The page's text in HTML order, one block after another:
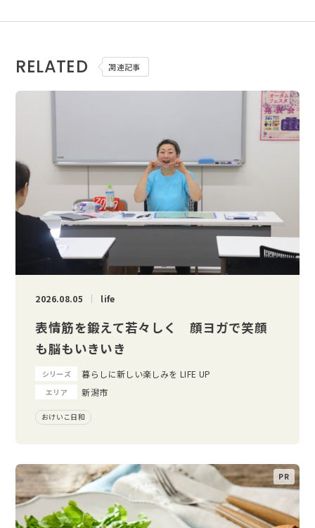
RELATED 関連記事
2026.08.05 life
表情筋を鍛えて若々しく 顔ヨガで笑顔
も脳もいきいき
シリーズ 暮らしに新しい楽しみを LIFE UP
エリア 新潟市
おけいこ日和